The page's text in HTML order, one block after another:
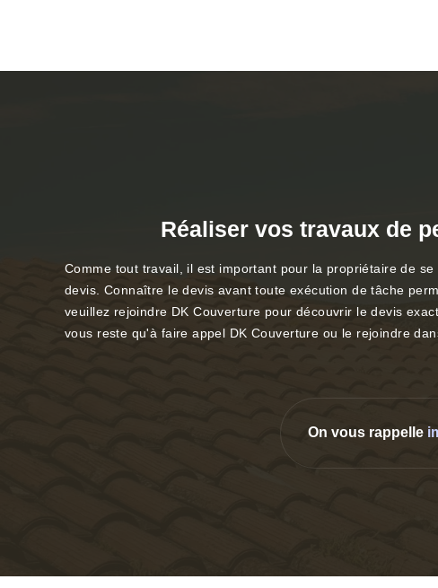
Réaliser vos travaux de
Comme tout travail, il est important pour la propriétaire de
devis. Connaître le devis avant toute exécution de tâche
veuillez rejoindre DK Couverture pour découvrir le devis
vous reste qu'à faire appel DK Couverture ou le rejoindre
On vous rappelle